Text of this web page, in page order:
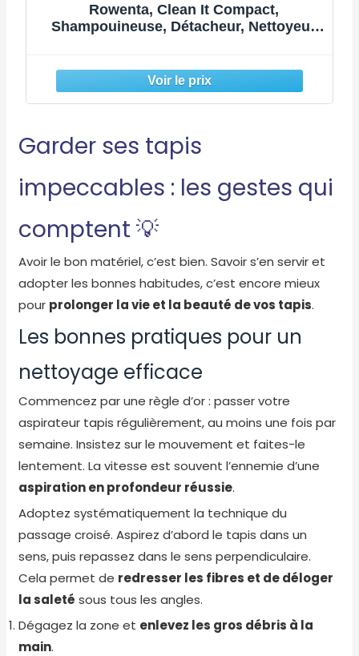
Rowenta, Clean It Compact,
Shampouineuse, Détacheur, Nettoyeur
400W, IN3011F0, Grise
Garder ses tapis
impeccables : les gestes qui
comptent 💡
Avoir le bon matériel, c’est bien. Savoir s’en servir et
adopter les bonnes habitudes, c’est encore mieux
pour prolonger la vie et la beauté de vos tapis.
Les bonnes pratiques pour un
nettoyage efficace
Commencez par une règle d’or : passer votre
aspirateur tapis régulièrement, au moins une fois par
semaine. Insistez sur le mouvement et faites-le
lentement. La vitesse est souvent l’ennemie d’une
aspiration en profondeur réussie.
Adoptez systématiquement la technique du
passage croisé. Aspirez d’abord le tapis dans un
sens, puis repassez dans le sens perpendiculaire.
Cela permet de redresser les fibres et de déloger
la saleté sous tous les angles.
Dégagez la zone et enlevez les gros débris à la
main.